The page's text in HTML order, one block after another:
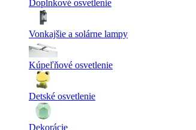
Doplnkové osvetlenie
Vonkajšie a solárne lampy
Kúpeľňové osvetlenie
Detské osvetlenie
Dekorácie